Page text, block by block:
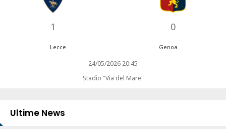
1 0
Lecce Genoa
24/05/2026 20:45
Stadio "Via del Mare"
Ultime News